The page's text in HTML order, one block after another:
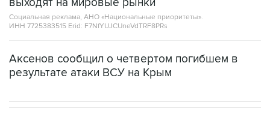
выходят на мировые рынки
Социальная реклама, АНО «Национальные приоритеты».
ИНН 7725383515 Erid: F7NfYUJCUneVdTRF8PRs
Аксенов сообщил о четвертом погибшем в
результате атаки ВСУ на Крым